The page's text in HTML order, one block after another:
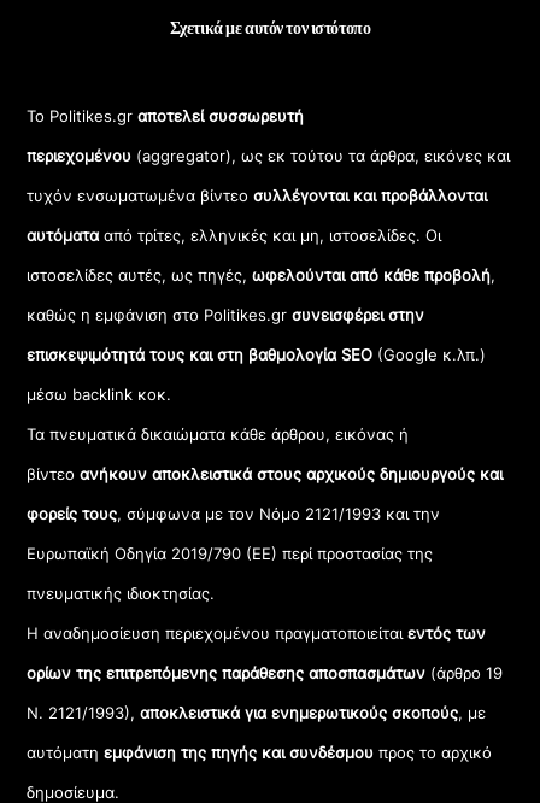
Σχετικά με αυτόν τον ιστότοπο
Το Politikes.grαποτελεί συσσωρευτή
περιεχομένου (aggregator), ως εκ τούτου τα άρθρα, εικόνες και
τυχόν ενσωματωμένα βίντεοσυλλέγονται και προβάλλονται
αυτόματααπό τρίτες, ελληνικές και μη, ιστοσελίδες. Οι
ιστοσελίδες αυτές, ως πηγές,ωφελούνται από κάθε προβολή,
καθώς η εμφάνιση στο Politikes.gr συνεισφέρει στην
επισκεψιμότητά τους και στη βαθμολογία SEO (Google κ.λπ.)
μέσω backlink κοκ.
Τα πνευματικά δικαιώματα κάθε άρθρου, εικόνας ή
βίντεοανήκουν αποκλειστικά στους αρχικούς δημιουργούς και
φορείς τους, σύμφωνα με τον Νόμο 2121/1993 και την
Ευρωπαϊκή Οδηγία 2019/790 (ΕΕ) περί προστασίας της
πνευματικής ιδιοκτησίας.
Η αναδημοσίευση περιεχομένου πραγματοποιείταιεντός των
ορίων της επιτρεπόμενης παράθεσης αποσπασμάτων (άρθρο 19
Ν. 2121/1993), αποκλειστικά για ενημερωτικούς σκοπούς, με
αυτόματηεμφάνιση της πηγής και συνδέσμου προς το αρχικό
δημοσίευμα.